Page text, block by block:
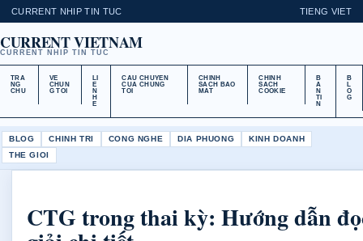
CURRENT NHIP TIN TUC TIENG VIET
CURRENT VIETNAM
CURRENT NHIP TIN TUC
TRA
NG
CHU
VE
CHUN
G TOI
LI
E
N
H
E
CAU CHUYEN
CUA CHUNG
TOI
CHINH
SACH BAO
MAT
CHINH
SACH
COOKIE
B
A
N
TI
N
B
L
O
G
BLOG CHINH TRI CONG NGHE DIA PHUONG
KINH DOANH
THE GIOI
CTG trong thai kỳ: Hướng dẫn